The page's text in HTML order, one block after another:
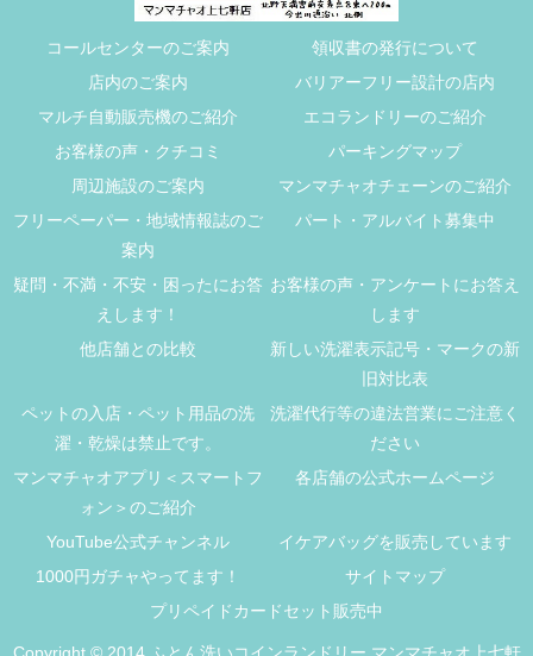
コールセンターのご案内
領収書の発行について
店内のご案内
バリアーフリー設計の店内
マルチ自動販売機のご紹介
エコランドリーのご紹介
お客様の声・クチコミ
パーキングマップ
周辺施設のご案内
マンマチャオチェーンのご紹介
フリーペーパー・地域情報誌のご
案内
パート・アルバイト募集中
疑問・不満・不安・困ったにお答
えします！
お客様の声・アンケートにお答え
します
他店舗との比較
新しい洗濯表示記号・マークの新
旧対比表
ペットの入店・ペット用品の洗
濯・乾燥は禁止です。
洗濯代行等の違法営業にご注意く
ださい
マンマチャオアプリ＜スマートフ
ォン＞のご紹介
各店舗の公式ホームページ
YouTube公式チャンネル
イケアバッグを販売しています
1000円ガチャやってます！
サイトマップ
プリペイドカードセット販売中